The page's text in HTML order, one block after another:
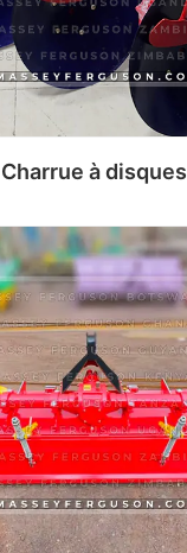
Charrue à disques
Read more